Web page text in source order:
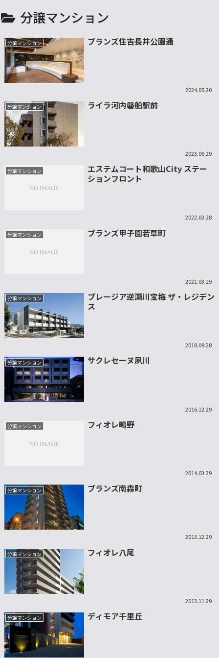
分譲マンション
分譲マンション ブランズ住吉長井公園通
2024.05.20
分譲マンション ライラ河内磐船駅前
2023.06.29
分譲マンション
エステムコート和歌山City ステー
ションフロント
2022.03.28
分譲マンション ブランズ甲子園若草町
2021.03.29
分譲マンション
プレージア逆瀬川宝梅 ザ・レジデン
ス
2018.09.28
分譲マンション サクレセーヌ夙川
2016.12.29
分譲マンション フィオレ鴫野
2014.03.29
分譲マンション ブランズ南森町
2013.12.29
分譲マンション フィオレ八尾
2013.11.29
分譲マンション ディモア千里丘